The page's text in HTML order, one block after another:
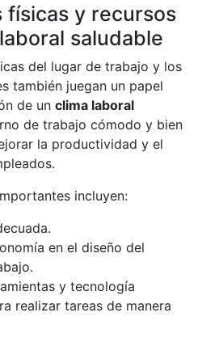
físicas y recursos
saludable
del lugar de trabajo y los
también juegan un papel
de unclima laboral
de trabajo cómodo y bien
la productividad y el
incluyen:
en el diseño del
y tecnología
realizar tareas de manera